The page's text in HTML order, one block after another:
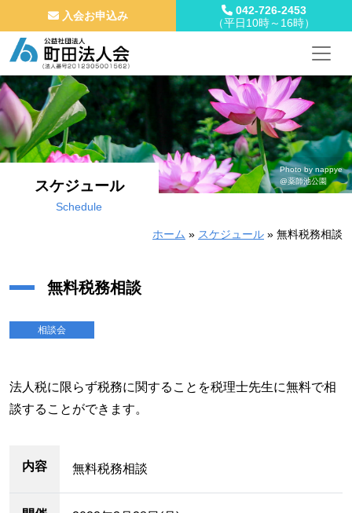
コンテンツへスキップ
メインナビゲーション
入会お申込み
042-726-2453
（平日10時～16時）
スケジュール
Schedule
Photo by nappye
@薬師池公園
ホーム » スケジュール » 無料税務相談
無料税務相談
相談会
法人税に限らず税務に関することを税理士先生に無料で相
談することができます。
内容 無料税務相談